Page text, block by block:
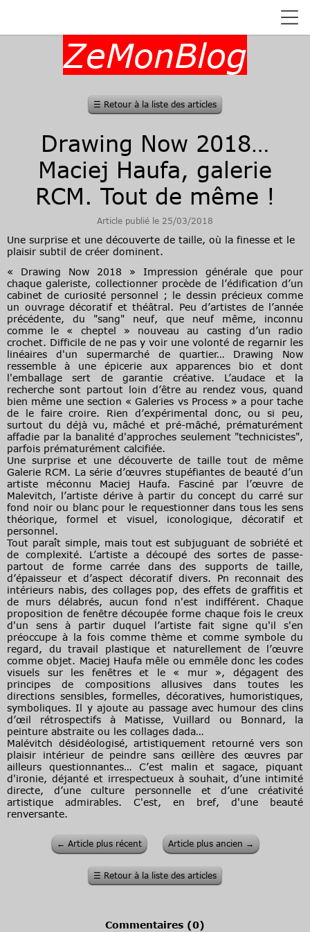
ZeMonBlog
☰ Retour à la liste des articles
Drawing Now 2018…
Maciej Haufa, galerie
RCM. Tout de même !
Article publié le 25/03/2018
Une surprise et une découverte de taille, où la finesse et le
plaisir subtil de créer dominent.
« Drawing Now 2018 » Impression générale que pour
chaque galeriste, collectionner procède de l’édification d’un
cabinet de curiosité personnel ; le dessin précieux comme
un ouvrage décoratif et théâtral. Peu d’artistes de l’année
précédente, du "sang" neuf, que neuf même, inconnu
comme le « cheptel » nouveau au casting d’un radio
crochet. Difficile de ne pas y voir une volonté de regarnir les
linéaires d'un supermarché de quartier… Drawing Now
ressemble à une épicerie aux apparences bio et dont
l'emballage sert de garantie créative. L’audace et la
recherche sont partout loin d’être au rendez vous, quand
bien même une section « Galeries vs Process » a pour tache
de le faire croire. Rien d’expérimental donc, ou si peu,
surtout du déjà vu, mâché et pré-mâché, prématurément
affadie par la banalité d'approches seulement "technicistes",
parfois prématurément calcifiée.
Une surprise et une découverte de taille tout de même
Galerie RCM. La série d’œuvres stupéfiantes de beauté d’un
artiste méconnu Maciej Haufa. Fasciné par l’œuvre de
Malevitch, l’artiste dérive à partir du concept du carré sur
fond noir ou blanc pour le requestionner dans tous les sens
théorique, formel et visuel, iconologique, décoratif et
personnel.
Tout paraît simple, mais tout est subjuguant de sobriété et
de complexité. L’artiste a découpé des sortes de passe-
partout de forme carrée dans des supports de taille,
d’épaisseur et d’aspect décoratif divers. Pn reconnait des
intérieurs nabis, des collages pop, des effets de graffitis et
de murs délabrés, aucun fond n'est indifférent. Chaque
proposition de fenêtre découpée forme chaque fois le creux
d'un sens à partir duquel l’artiste fait signe qu'il s'en
préoccupe à la fois comme thème et comme symbole du
regard, du travail plastique et naturellement de l’œuvre
comme objet. Maciej Haufa mêle ou emmêle donc les codes
visuels sur les fenêtres et le « mur », dégagent des
principes de compositions allusives dans toutes les
directions sensibles, formelles, décoratives, humoristiques,
symboliques. Il y ajoute au passage avec humour des clins
d’œil rétrospectifs à Matisse, Vuillard ou Bonnard, la
peinture abstraite ou les collages dada…
Malévitch désidéologisé, artistiquement retourné vers son
plaisir intérieur de peindre sans œillère des œuvres par
ailleurs questionnantes… C’est malin et sagace, piquant
d'ironie, déjanté et irrespectueux à souhait, d’une intimité
directe, d’une culture personnelle et d’une créativité
artistique admirables. C'est, en bref, d'une beauté
renversante.
← Article plus récent Article plus ancien →
☰ Retour à la liste des articles
Commentaires (0)